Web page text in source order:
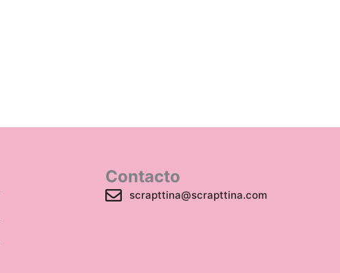
Contacto
scrapttina@scrapttina.com